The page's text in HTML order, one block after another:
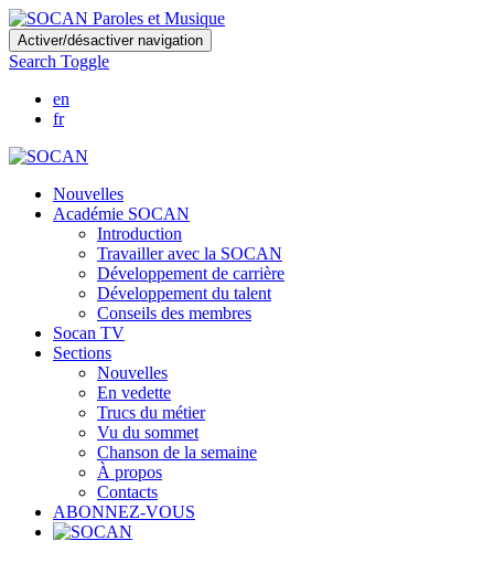
Skip
to
main
content
Activer/désactiver navigation
Search Toggle
en
fr
Nouvelles
Académie SOCAN
Introduction
Travailler avec la SOCAN
Développement de carrière
Développement du talent
Conseils des membres
Socan TV
Sections
Nouvelles
En vedette
Trucs du métier
Vu du sommet
Chanson de la semaine
À propos
Contacts
ABONNEZ-VOUS